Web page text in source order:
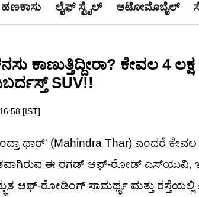
ಹಣಕಾಸು ಲೈಫ್ ಸ್ಟೈಲ್ ಆಟೋಮೊಬೈಲ್
ಕಾಣುತ್ತಿದ್ದೀರಾ? ಕೇವಲ 4
SUV!!
[IST]
ಥಾರ್' (Mahindra Thar) ಎಂದರೆ ಕೇವಲ
ಈ ರಗಡ್ ಆಫ್-ರೋಡ್ ಎಸ್‌ಯುವಿ,
ಆಫ್-ರೋಡಿಂಗ್ ಸಾಮರ್ಥ್ಯ ಮತ್ತು ರಸ್ತೆಯಲ್ಲಿ